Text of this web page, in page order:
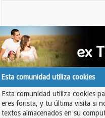
Esta comunidad utiliza cookies
Esta comunidad utiliza cookies
eres forista, y tu última visita si
textos almacenados en su